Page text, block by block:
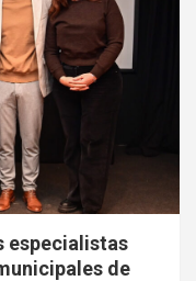
especialistas
de